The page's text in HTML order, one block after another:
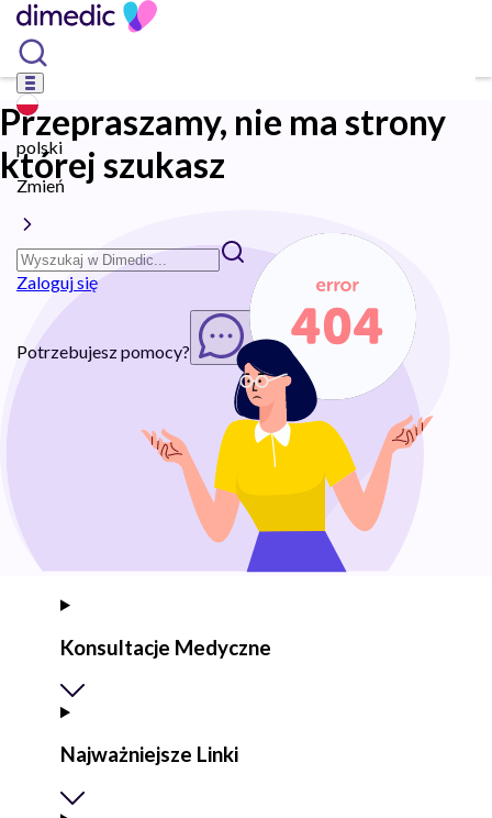
polski
Zmień
Zaloguj się
Potrzebujesz pomocy? Rozpocznij chat
Przepraszamy, nie ma strony
której szukasz
Konsultacje Medyczne
Najważniejsze Linki